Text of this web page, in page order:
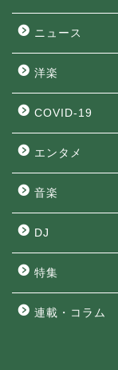
ニュース
洋楽
COVID-19
エンタメ
音楽
DJ
特集
連載・コラム